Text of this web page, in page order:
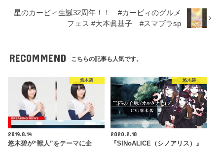
星のカービィ生誕32周年！！ #カービィのグルメ
フェス #大本眞基子 #スマブラsp
RECOMMEND こちらの記事も人気です。
悠木碧
2019.8.14
悠木碧が“獣人”をテーマに企
悠木碧
2020.2.18
『SINoALICE（シノアリス）』